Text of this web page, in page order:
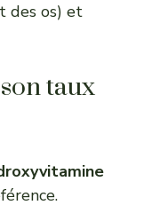
des os) et
taux